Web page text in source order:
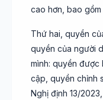
cao hơn, bao
Thứ hai, quyền
quyền của người
mình: quyền
cập, quyền chỉnh
Nghị định 13/